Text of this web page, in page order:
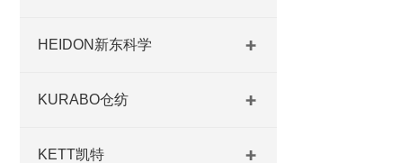
HEIDON新东科学
KURABO仓纺
KETT凯特